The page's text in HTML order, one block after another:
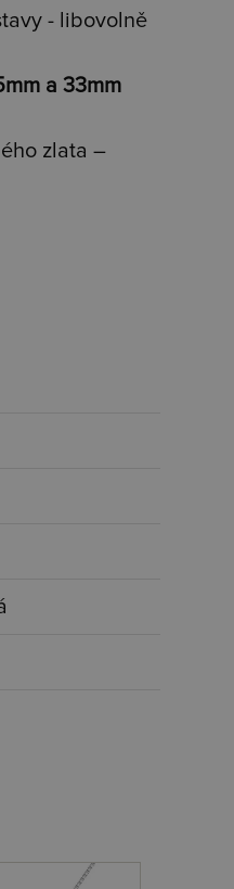
- libovolně
a 33mm
zlata –